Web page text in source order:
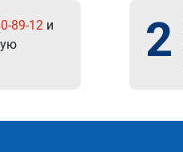
89-12 и
2